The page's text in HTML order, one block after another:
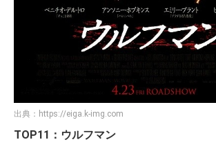
出典： https://eiga.k-img.com
TOP11：ウルフマン